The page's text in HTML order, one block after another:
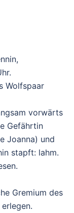
Wolfspaar
vorwärts
Gefährtin
Joanna) und
stapft: lahm.
Gremium des